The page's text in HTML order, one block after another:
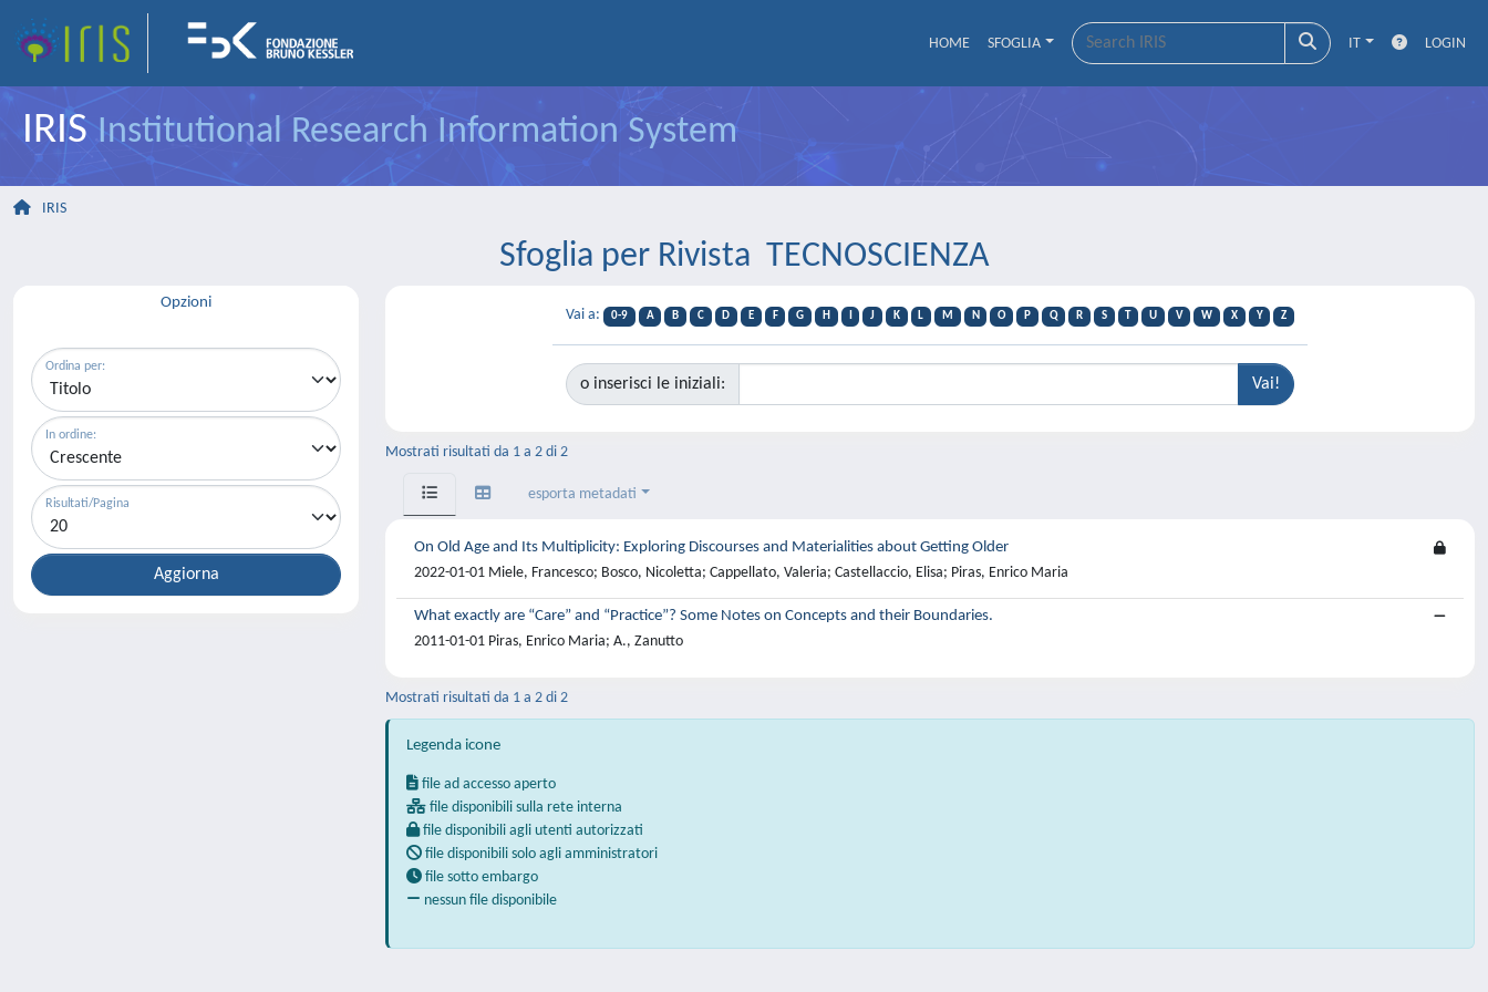
HOME SFOGLIA IT LOGIN
IRISInstitutional Research Information System
IRIS
Sfoglia per Rivista TECNOSCIENZA
Opzioni
Ordina per:
In ordine:
Risultati/Pagina
Vai a: 0-9 A B C D E F G H J K L M N O P Q R S T U V W X Y Z
o inserisci le iniziali:
Mostrati risultati da 1 a 2 di 2
esporta metadati
On Old Age and Its Multiplicity: Exploring Discourses and Materialities about Getting Older
2022-01-01 Miele, Francesco; Bosco, Nicoletta; Cappellato, Valeria; Castellaccio, Elisa; Piras, Enrico Maria
What exactly are “Care” and “Practice”? Some Notes on Concepts and their Boundaries.
2011-01-01 Piras, Enrico Maria; A., Zanutto
Mostrati risultati da 1 a 2 di 2
Legenda icone
file ad accesso aperto
file disponibili sulla rete interna
file disponibili agli utenti autorizzati
file disponibili solo agli amministratori
file sotto embargo
nessun file disponibile